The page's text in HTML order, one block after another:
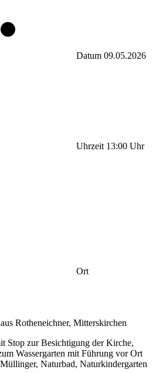
Datum 09.05.2026
Uhrzeit 13:00 Uhr
Ort
Rotheneichner, Mitterskirchen
Stop zur Besichtigung der Kirche,
Wassergarten mit Führung vor Ort
Naturbad, Naturkindergarten